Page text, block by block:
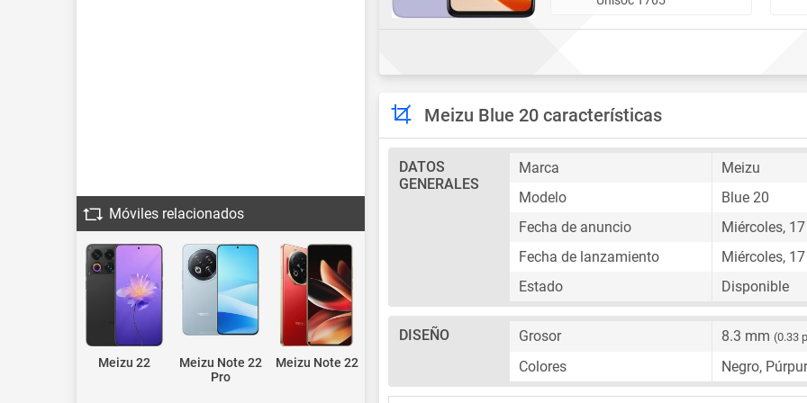
Meizu Blue 20 características
DATOS
GENERALES
Marca
Meizu
Modelo
Blue 20
Fecha de anuncio
Miércoles,
Fecha de lanzamiento
Miércoles,
Estado
Disponible
DISEÑO Grosor 8.3 mm (0.33
Colores Negro,
Móviles relacionados
Meizu 22
Meizu Note 22
Pro
Meizu Note 22